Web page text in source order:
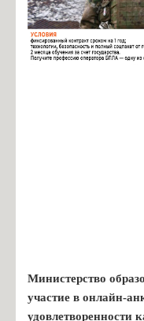
Министерство
участие в онлайн-
удовлетворенности